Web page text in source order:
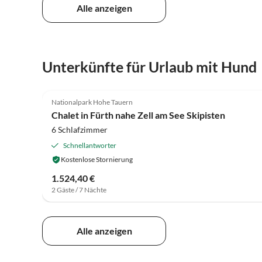
Alle anzeigen
Unterkünfte für Urlaub mit Hund
Nationalpark Hohe Tauern
Chalet in Fürth nahe Zell am See Skipisten
6 Schlafzimmer
Schnellantworter
Kostenlose Stornierung
1.524,40 €
2 Gäste / 7 Nächte
Alle anzeigen